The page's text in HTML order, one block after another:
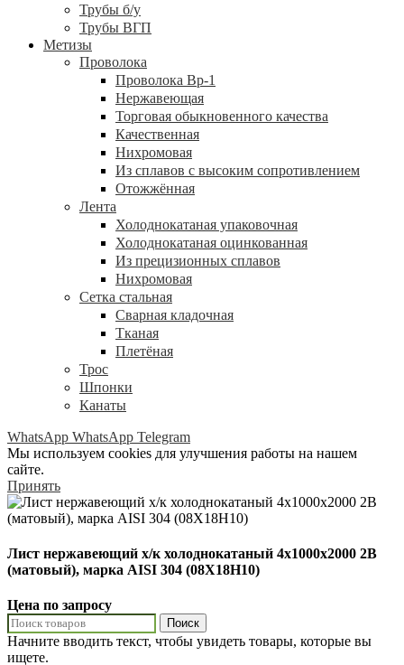
Трубы б/у
Трубы ВГП
Метизы
Проволока
Проволока Вр-1
Нержавеющая
Торговая обыкновенного качества
Качественная
Нихромовая
Из сплавов с высоким сопротивлением
Отожжённая
Лента
Холоднокатаная упаковочная
Холоднокатаная оцинкованная
Из прецизионных сплавов
Нихромовая
Сетка стальная
Сварная кладочная
Тканая
Плетёная
Трос
Шпонки
Канаты
WhatsApp WhatsApp Telegram
Мы используем cookies для улучшения работы на нашем
сайте.
Принять
Лист нержавеющий х/к холоднокатаный 4х1000х2000 2B
(матовый), марка AISI 304 (08Х18Н10)
Цена по запросу
Поиск
Начните вводить текст, чтобы увидеть товары, которые вы
ищете.